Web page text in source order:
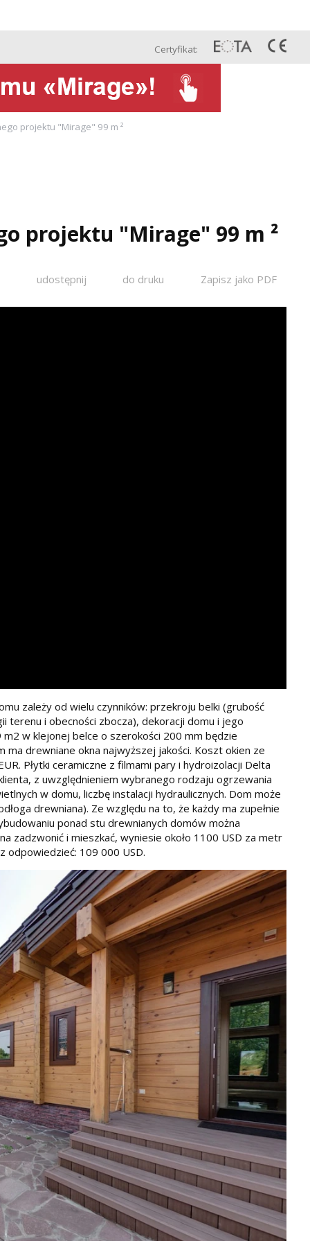
Сertyfikat:
projektu "Mirage" 99 m ²
projektu "Mirage" 99 m ²
udostępnij do druku Zapisz jako PDF
zależy od wielu czynników: przekroju belki (grubość
terenu i obecności zbocza), dekoracji domu i jego
w klejonej belce o szerokości 200 mm będzie
ma drewniane okna najwyższej jakości. Koszt okien ze
Płytki ceramiczne z filmami pary i hydroizolacji Delta
z uwzględnieniem wybranego rodzaju ogrzewania
w domu, liczbę instalacji hydraulicznych. Dom może
drewniana). Ze względu na to, że każdy ma zupełnie
ponad stu drewnianych domów można
i mieszkać, wyniesie około 1100 USD za metr
odpowiedzieć: 109 000 USD.